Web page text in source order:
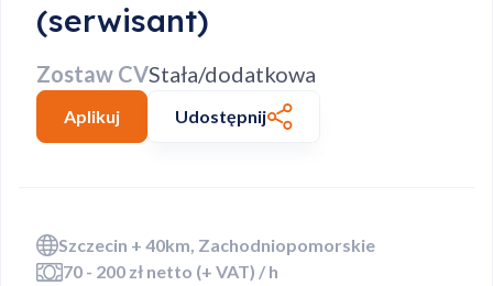
(serwisant)
Zostaw CVStała/dodatkowa
Aplikuj Udostępnij
Szczecin + 40km, Zachodniopomorskie
70 - 200 zł netto (+ VAT) / h